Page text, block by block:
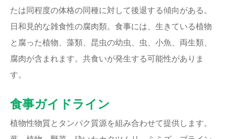
たは同程度の体格の同種に対して後退する傾向がある。
日和見的な雑食性の腐肉類。食事には、生きている植物
と腐った植物、藻類、昆虫の幼虫、虫、小魚、両生類、
腐肉が含まれます。共食いが発生する可能性がありま
す。
食事ガイドライン
植物性物質とタンパク質源を組み合わせて提供します。